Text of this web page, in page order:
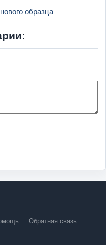
образца
Обратная связь